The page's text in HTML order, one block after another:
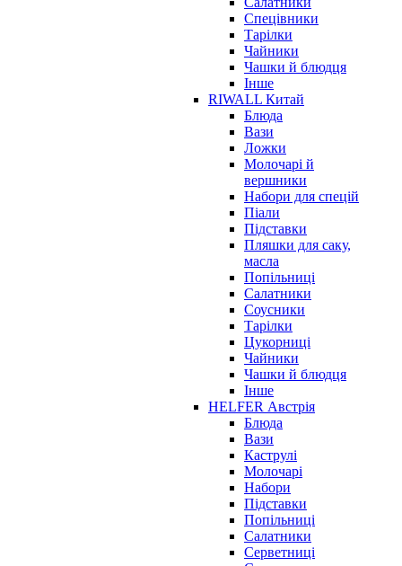
Спецівники
Тарілки
Чайники
Чашки й блюдця
Інше
RIWALL Китай
Блюда
Вази
Ложки
Молочарі й
вершники
Набори для спецій
Піали
Підставки
Пляшки для саку,
масла
Попільниці
Салатники
Соусники
Тарілки
Цукорниці
Чайники
Чашки й блюдця
Інше
HELFER Австрія
Блюда
Вази
Каструлі
Молочарі
Набори
Підставки
Попільниці
Салатники
Серветниці